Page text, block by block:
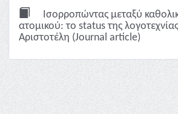
Ισορροπώντας μεταξύ
ατομικού: το status της
Αριστοτέλη (Journal article)